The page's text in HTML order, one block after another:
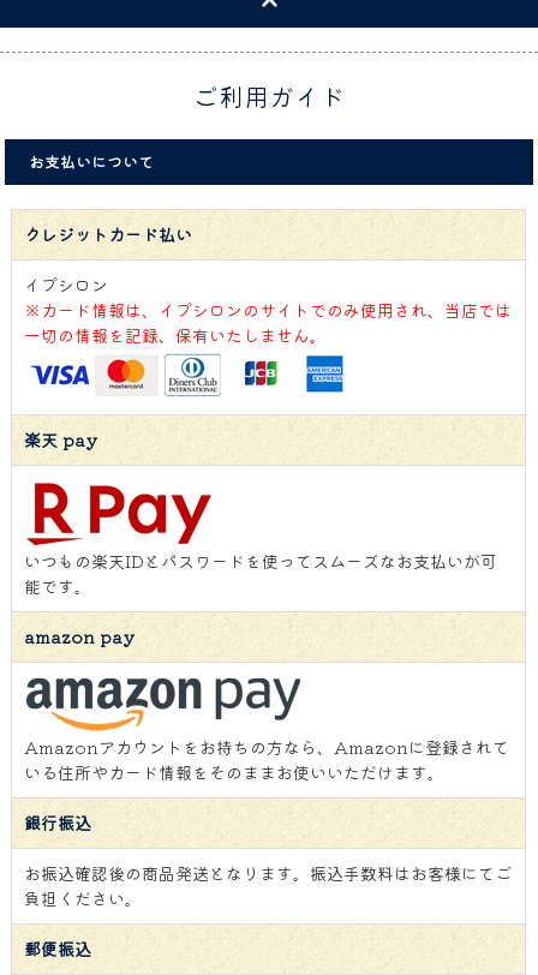
ご利用ガイド
お支払いについて
クレジットカード払い
イプシロン
※カード情報は、イプシロンのサイトでのみ使用され、当店では
一切の情報を記録、保有いたしません。
楽天 pay
いつもの楽天IDとパスワードを使ってスムーズなお支払いが可
能です。
amazon pay
Amazonアカウントをお持ちの方なら、Amazonに登録されて
いる住所やカード情報をそのままお使いいただけます。
銀行振込
お振込確認後の商品発送となります。振込手数料はお客様にてご
負担ください。
郵便振込